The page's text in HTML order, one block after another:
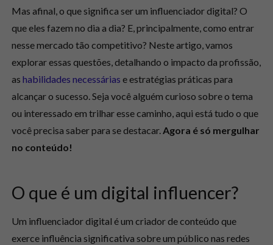
Mas afinal, o que significa ser um influenciador digital? O
que eles fazem no dia a dia? E, principalmente, como entrar
nesse mercado tão competitivo? Neste artigo, vamos
explorar essas questões, detalhando o impacto da profissão,
as habilidades necessárias e estratégias práticas para
alcançar o sucesso. Seja você alguém curioso sobre o tema
ou interessado em trilhar esse caminho, aqui está tudo o que
você precisa saber para se destacar.Agora é só mergulhar
no conteúdo!
O que é um digital influencer?
Um influenciador digital é um criador de conteúdo que
exerce influência significativa sobre um público nas redes